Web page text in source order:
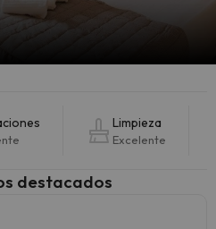
Limpieza
Excelente
destacados